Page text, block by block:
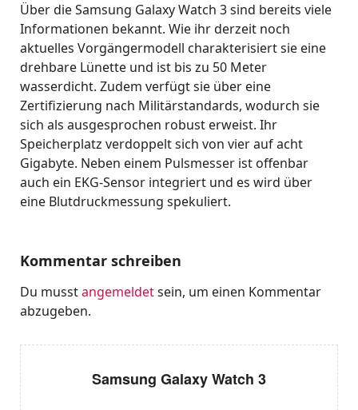
Über die Samsung Galaxy Watch 3 sind bereits viele
Informationen bekannt. Wie ihr derzeit noch
aktuelles Vorgängermodell charakterisiert sie eine
drehbare Lünette und ist bis zu 50 Meter
wasserdicht. Zudem verfügt sie über eine
Zertifizierung nach Militärstandards, wodurch sie
sich als ausgesprochen robust erweist. Ihr
Speicherplatz verdoppelt sich von vier auf acht
Gigabyte. Neben einem Pulsmesser ist offenbar
auch ein EKG-Sensor integriert und es wird über
eine Blutdruckmessung spekuliert.
Kommentar schreiben
Du musstangemeldetsein, um einen Kommentar
abzugeben.
Samsung Galaxy Watch 3